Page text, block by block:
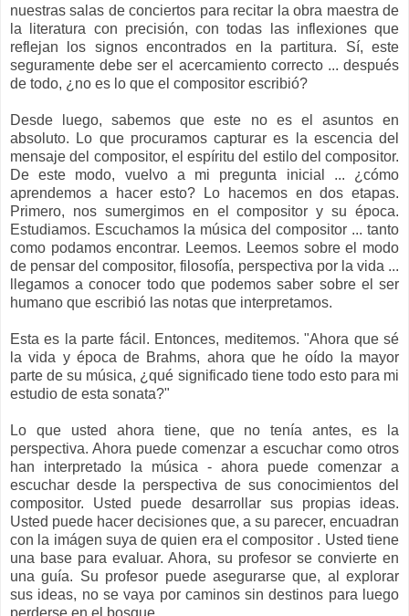
nuestras salas de conciertos para recitar la obra maestra de
la literatura con precisión, con todas las inflexiones que
reflejan los signos encontrados en la partitura. Sí, este
seguramente debe ser el acercamiento correcto ... después
de todo, ¿no es lo que el compositor escribió?
Desde luego, sabemos que este no es el asuntos en
absoluto. Lo que procuramos capturar es la escencia del
mensaje del compositor, el espíritu del estilo del compositor.
De este modo, vuelvo a mi pregunta inicial ... ¿cómo
aprendemos a hacer esto? Lo hacemos en dos etapas.
Primero, nos sumergimos en el compositor y su época.
Estudiamos. Escuchamos la música del compositor ... tanto
como podamos encontrar. Leemos. Leemos sobre el modo
de pensar del compositor, filosofía, perspectiva por la vida ...
llegamos a conocer todo que podemos saber sobre el ser
humano que escribió las notas que interpretamos.
Esta es la parte fácil. Entonces, meditemos. "Ahora que sé
la vida y época de Brahms, ahora que he oído la mayor
parte de su música, ¿qué significado tiene todo esto para mi
estudio de esta sonata?"
Lo que usted ahora tiene, que no tenía antes, es la
perspectiva. Ahora puede comenzar a escuchar como otros
han interpretado la música - ahora puede comenzar a
escuchar desde la perspectiva de sus conocimientos del
compositor. Usted puede desarrollar sus propias ideas.
Usted puede hacer decisiones que, a su parecer, encuadran
con la imágen suya de quien era el compositor . Usted tiene
una base para evaluar. Ahora, su profesor se convierte en
una guía. Su profesor puede asegurarse que, al explorar
sus ideas, no se vaya por caminos sin destinos para luego
perderse en el bosque.